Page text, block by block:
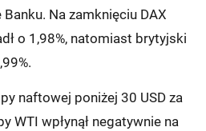
Na zamknięciu DAX
o 1,98%, natomiast brytyjski
naftowej poniżej 30 USD za
WTI wpłynął negatywnie na